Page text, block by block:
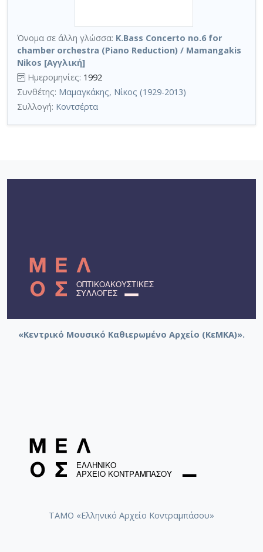
Όνομα σε άλλη γλώσσα: K.Bass Concerto no.6 for
chamber orchestra (Piano Reduction) / Mamangakis
Nikos [Αγγλική]
Ημερομηνίες: 1992
Συνθέτης: Μαμαγκάκης, Νίκος (1929-2013)
Συλλογή: Κοντσέρτα
«Κεντρικό Μουσικό Καθιερωμένο Αρχείο (ΚεΜΚΑ)».
ΤΑΜΟ «Ελληνικό Αρχείο Κοντραμπάσου»